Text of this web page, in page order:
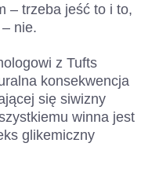
– trzeba jeść to i to,
nie.
z Tufts
konsekwencja
się siwizny
winna jest
glikemiczny